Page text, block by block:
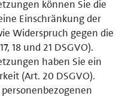
können Sie die
Einschränkung der
Widerspruch gegen die
18 und 21 DSGVO).
haben Sie ein
(Art. 20 DSGVO).